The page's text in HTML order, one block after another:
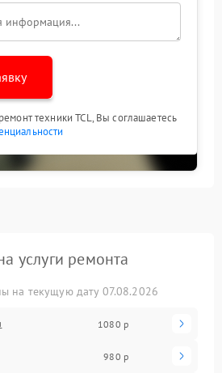
техники TCL, Вы соглашаетесь
услуги ремонта
на текущую дату 07.08.2026
1080 р
980 р